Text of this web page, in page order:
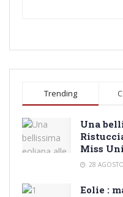
Trending
Una
Miss
28
Eolie :